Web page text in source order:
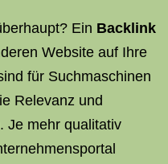
Ein Backlink
Website auf Ihre
für Suchmaschinen
Relevanz und
Je mehr qualitativ